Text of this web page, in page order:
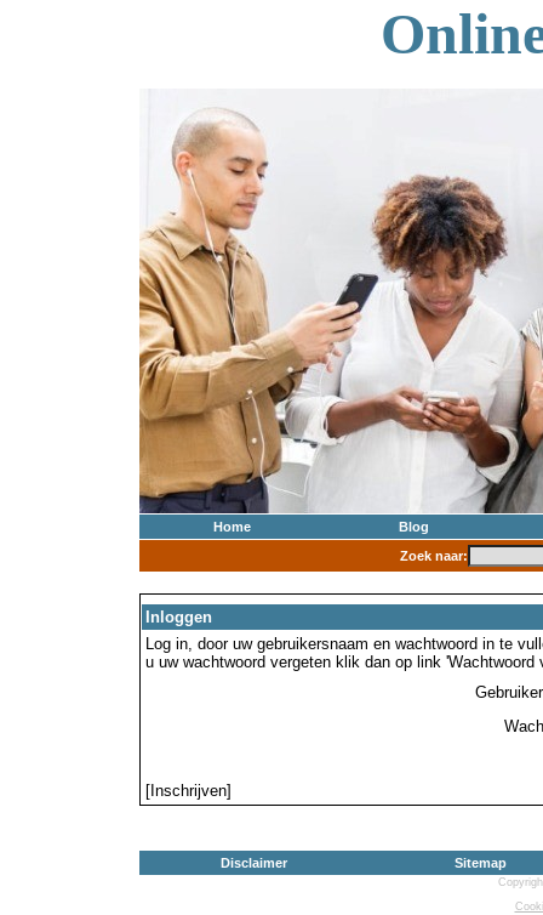
Home
Blog
Zoek naar:
Inloggen
Log in, door uw gebruikersnaam en wachtwoord in te
u uw wachtwoord vergeten klik dan op link 'Wachtwoord
[Inschrijven]
Disclaimer Sitemap